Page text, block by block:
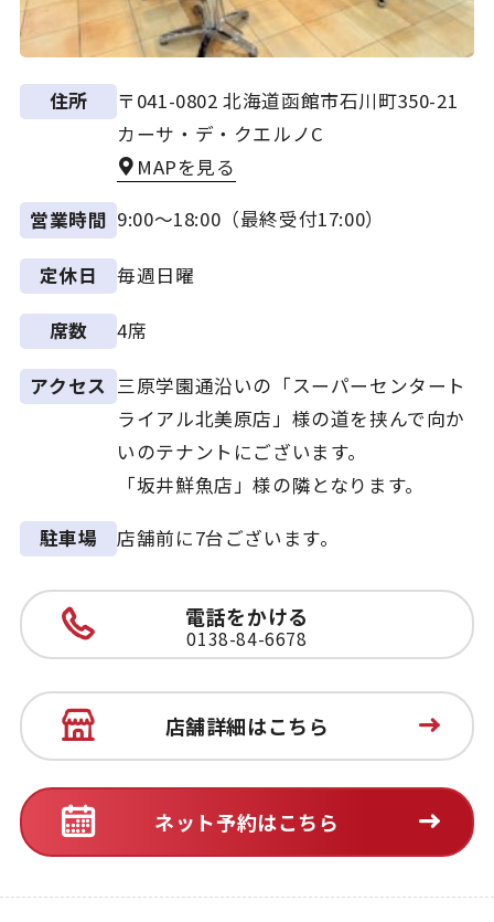
住所
〒041-0802 北海道函館市石川町350-21
カーサ・デ・クエルノC
MAPを見る
営業時間 9:00～18:00（最終受付17:00）
定休日 毎週日曜
席数 4席
アクセス 三原学園通沿いの「スーパーセンタート
ライアル北美原店」様の道を挟んで向か
いのテナントにございます。
「坂井鮮魚店」様の隣となります。
駐車場 店舗前に7台ございます。
電話をかける
0138-84-6678
店舗詳細はこちら
ネット予約はこちら